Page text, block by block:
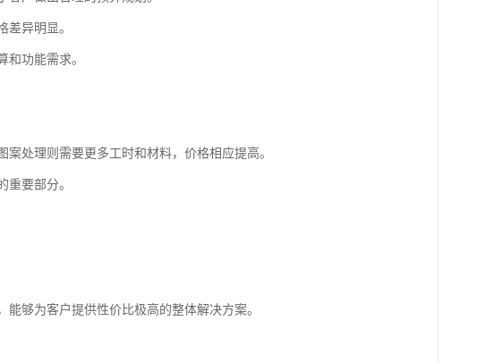
异明显。
功能需求。
处理则需要更多工时和材料，价格相应提高。
要部分。
够为客户提供性价比极高的整体解决方案。